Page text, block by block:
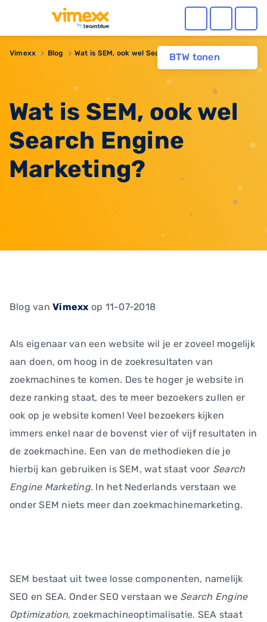
BTW tonen
Vimexx Blog Wat is SEM, ook wel Search Engine Marketing?
Wat is SEM, ook wel
Search Engine
Marketing?
Blog vanVimexx op 11-07-2018
Als eigenaar van een website wil je er zoveel mogelijk
aan doen, om hoog in de zoekresultaten van
zoekmachines te komen. Des te hoger je website in
deze ranking staat, des te meer bezoekers zullen er
ook op je website komen! Veel bezoekers kijken
immers enkel naar de bovenst vier of vijf resultaten in
de zoekmachine. Een van de methodieken die je
hierbij kan gebruiken is SEM, wat staat voor Search
Engine Marketing. In het Nederlands verstaan we
onder SEM niets meer dan zoekmachinemarketing.
SEM bestaat uit twee losse componenten, namelijk
SEO en SEA. Onder SEO verstaan we Search Engine
Optimization, zoekmachineoptimalisatie. SEA staat